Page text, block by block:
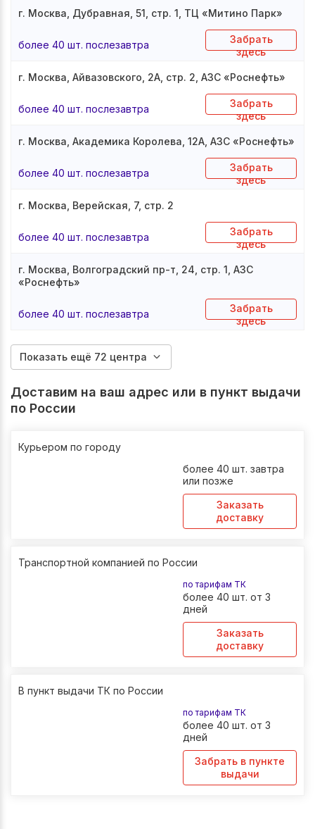
г. Москва, Дубравная, 51, стр. 1, ТЦ «Митино Парк»
более 40 шт. послезавтра
Забрать
здесь
г. Москва, Айвазовского, 2А, стр. 2, АЗС «Роснефть»
более 40 шт. послезавтра
Забрать
здесь
г. Москва, Академика Королева, 12А, АЗС «Роснефть»
более 40 шт. послезавтра
Забрать
здесь
г. Москва, Верейская, 7, стр. 2
более 40 шт. послезавтра
Забрать
здесь
г. Москва, Волгоградский пр-т, 24, стр. 1, АЗС
«Роснефть»
более 40 шт. послезавтра
Забрать
здесь
Показать ещё 72 центра
Доставим на ваш адрес или в пункт выдачи
по России
Курьером по городу
более 40 шт. завтра
или позже
Заказать
доставку
Транспортной компанией по России
по тарифам ТК
более 40 шт. от 3
дней
Заказать
доставку
В пункт выдачи ТК по России
по тарифам ТК
более 40 шт. от 3
дней
Забрать в пункте
выдачи